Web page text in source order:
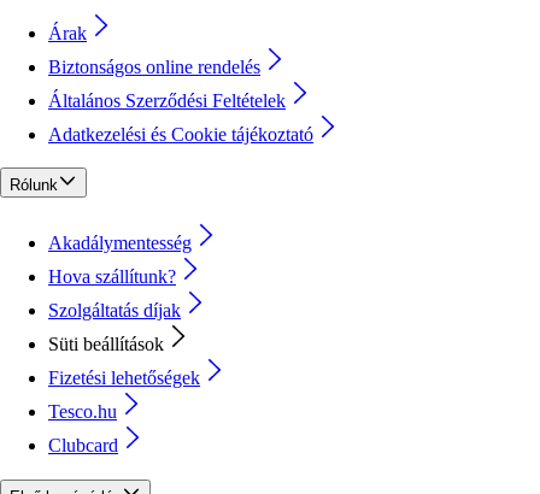
Árak
Biztonságos online rendelés
Általános Szerződési Feltételek
Adatkezelési és Cookie tájékoztató
Rólunk
Akadálymentesség
Hova szállítunk?
Szolgáltatás díjak
Süti beállítások
Fizetési lehetőségek
Tesco.hu
Clubcard